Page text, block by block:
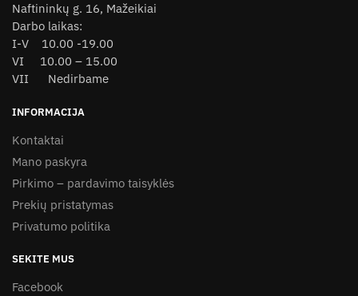
Naftininkų g. 16, Mažeikiai
Darbo laikas:
I-V 10.00 -19.00
VI 10.00 – 15.00
VII Nedirbame
INFORMACIJA
Kontaktai
Mano paskyra
Pirkimo – pardavimo taisyklės
Prekių pristatymas
Privatumo politika
SEKITE MUS
Facebook